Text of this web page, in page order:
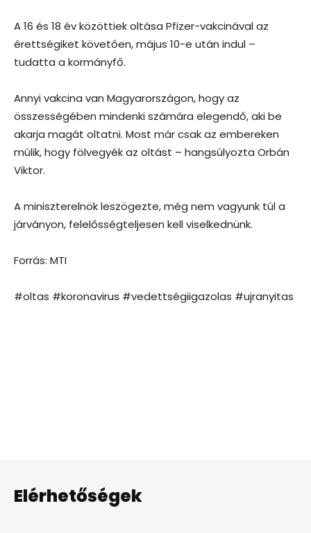
A 16 és 18 év közöttiek oltása Pfizer-vakcinával az
érettségiket követően, május 10-e után indul –
tudatta a kormányfő.
Annyi vakcina van Magyarországon, hogy az
összességében mindenki számára elegendő, aki be
akarja magát oltatni. Most már csak az embereken
múlik, hogy fölvegyék az oltást – hangsúlyozta Orbán
Viktor.
A miniszterelnök leszögezte, még nem vagyunk túl a
járványon, felelősségteljesen kell viselkednünk.
Forrás: MTI
#oltas #koronavirus #vedettségiigazolas #ujranyitas
Elérhetőségek